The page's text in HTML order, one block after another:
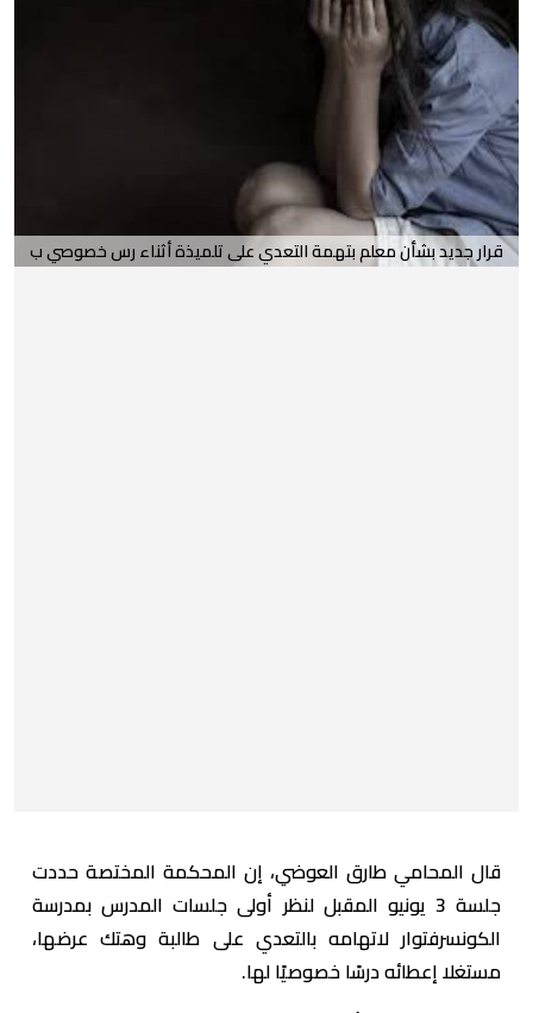
قرار جديد بشأن معلم بتهمة التعدي على تلميذة أثناء رس خصوصي ب
قال المحامي طارق العوضي، إن المحكمة المختصة حددت
جلسة 3 يونيو المقبل لنظر أولى جلسات المدرس بمدرسة
الكونسرفتوار لاتهامه بالتعدي على طالبة وهتك عرضها،
مستغلا إعطائه درسًا خصوصيًا لها.